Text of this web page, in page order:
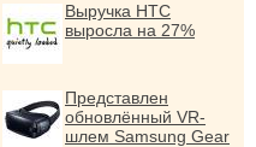
Выручка HTC
выросла на 27%
Представлен
обновлённый VR-
шлем Samsung Gear